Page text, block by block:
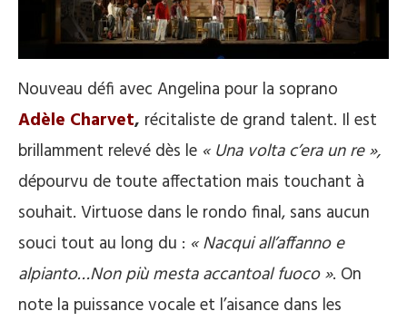
Nouveau défi avec Angelina pour la soprano
Adèle Charvet, récitaliste de grand talent. Il est
brillamment relevé dès le « Una volta c’era un re »,
dépourvu de toute affectation mais touchant à
souhait. Virtuose dans le rondo final, sans aucun
souci tout au long du : « Nacqui all’affanno e
alpianto…Non più mesta accantoal fuoco ». On
note la puissance vocale et l’aisance dans les